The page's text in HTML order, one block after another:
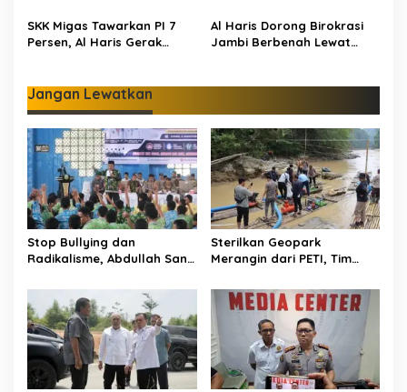
Judi Online dan
Radikalisme
dan Tambah Koleksi
SKK Migas Tawarkan PI 7
Persen, Al Haris Gerak
Al Haris Dorong Birokrasi
Jambi Berbenah Lewat
Jangan Lewatkan
Stop Bullying dan
Radikalisme, Abdullah Sani
Terdepan Bangsa
Sterilkan Geopark
Merangin dari PETI, Tim
Rakit Tambang Ilegal